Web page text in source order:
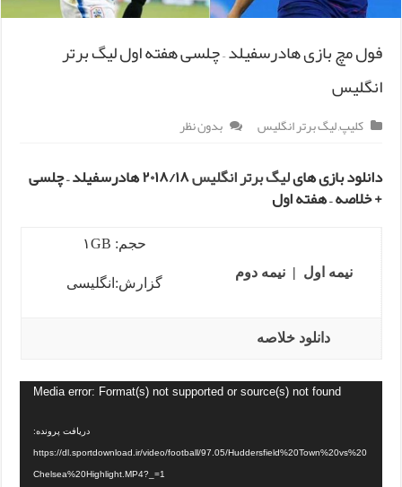
فول مچ بازی هادرسفیلد – چلسی هفته اول لیگ برتر
انگلیس
کلیپ,لیگ برتر انگلیس بدون نظر
دانلود بازی هایلیگ برتر انگلیس ۲۰۱۸/۱۸ هادرسفیلد – چلسی
+ خلاصه – هفته اول
نیمه اول |نیمه دوم
حجم: ۱GB
گزارش:انگلیسی
دانلود خلاصه
Media error: Format(s) not supported or source(s) not found
دریافت پرونده:
https://dl.sportdownload.ir/video/football/97.05/Huddersfield%20Town%20vs%20
Chelsea%20Highlight.MP4?_=1